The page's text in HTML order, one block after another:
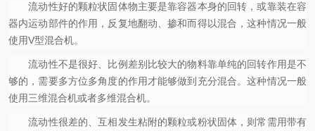
流动性好的颗粒状固体物主要是靠容器本身的回转，或靠装在容
器内运动部件的作用，反复地翻动、掺和而得以混合，这种情况一般
使用V型混合机。
流动性不是很好、比例差别比较大的物料靠单纯的回转作用是不
够的，需要多方位多角度的作用才能够做到充分混合。这种情况一般
使用三维混合机或者多维混合机。
流动性很差的、互相发生粘附的颗粒或粉状固体，则常需用带有